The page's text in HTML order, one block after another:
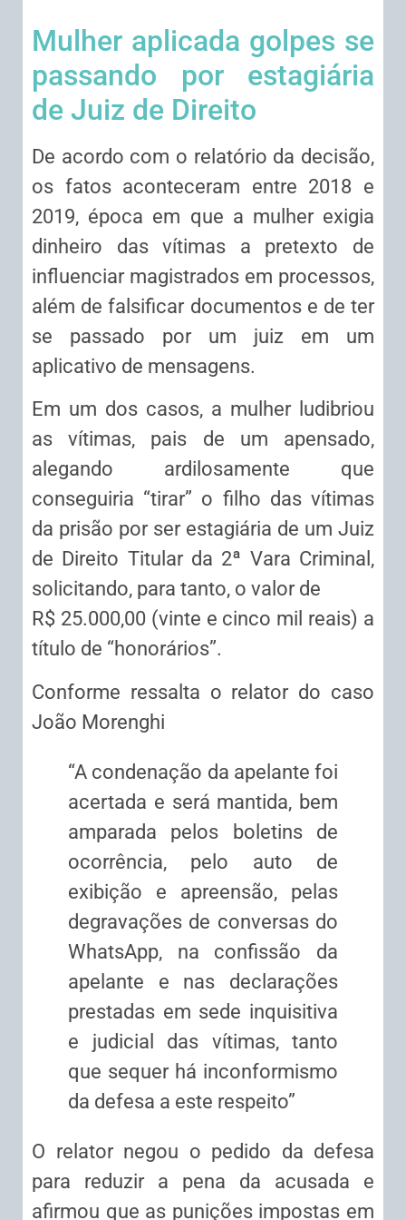
Mulher aplicada golpes se
passando por estagiária
de Juiz de Direito
De acordo com o relatório da decisão,
os fatos aconteceram entre 2018 e
2019, época em que a mulher exigia
dinheiro das vítimas a pretexto de
influenciar magistrados em processos,
além de falsificar documentos e de ter
se passado por um juiz em um
aplicativo de mensagens.
Em um dos casos, a mulher ludibriou
as vítimas, pais de um apensado,
alegando ardilosamente que
conseguiria “tirar” o filho das vítimas
da prisão por ser estagiária de um Juiz
de Direito Titular da 2ª Vara Criminal,
solicitando, para tanto, o valor de
R$ 25.000,00 (vinte e cinco mil reais) a
título de “honorários”.
Conforme ressalta o relator do caso
João Morenghi
“A condenação da apelante foi
acertada e será mantida, bem
amparada pelos boletins de
ocorrência, pelo auto de
exibição e apreensão, pelas
degravações de conversas do
WhatsApp, na confissão da
apelante e nas declarações
prestadas em sede inquisitiva
e judicial das vítimas, tanto
que sequer há inconformismo
da defesa a este respeito”
O relator negou o pedido da defesa
para reduzir a pena da acusada e
afirmou que as punições impostas em